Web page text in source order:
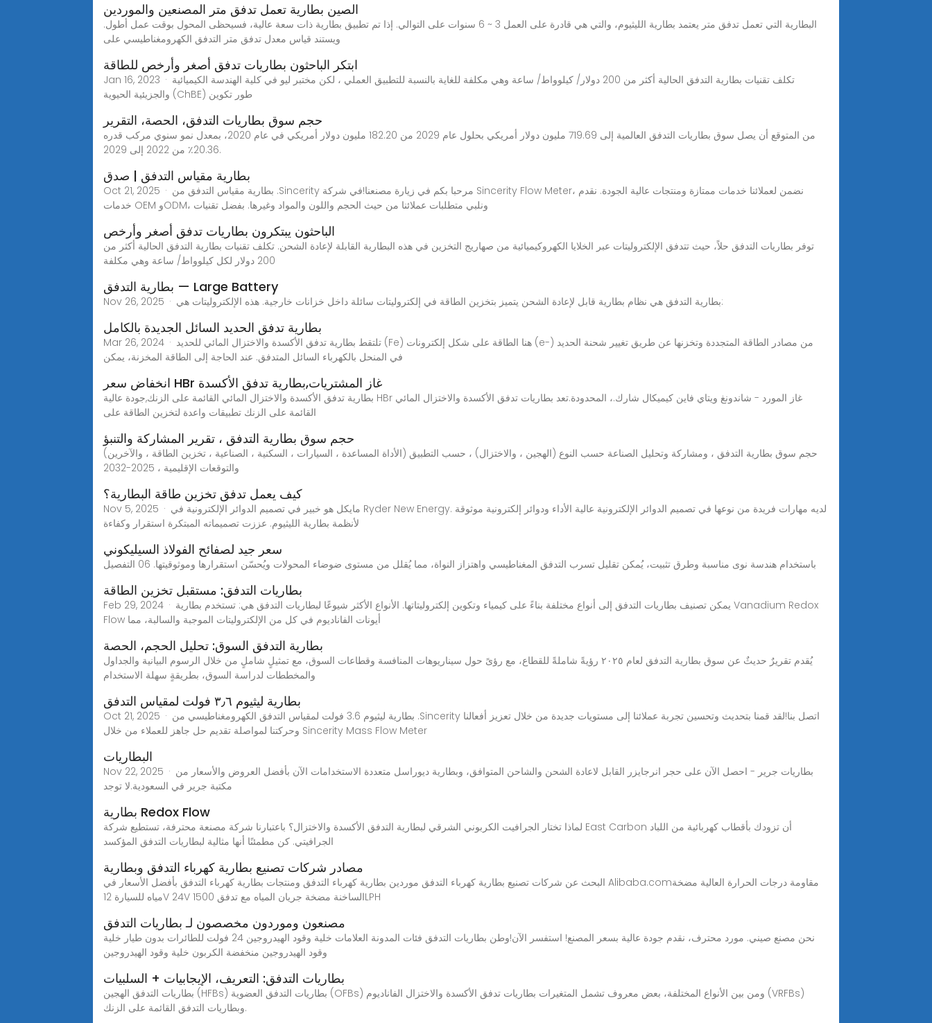
الصين بطارية تعمل تدفق متر المصنعين والموردين
البطارية التي تعمل تدفق متر يعتمد بطارية الليثيوم، والتي هي قادرة على العمل 3 ~ 6 سنوات على التوالي. إذا تم تطبيق بطارية ذات سعة عالية، فسيحظى المحول بوقت عمل أطول.
ويستند قياس معدل تدفق متر التدفق الكهرومغناطيسي على
ابتكر الباحثون بطاريات تدفق أصغر وأرخص للطاقة
Jan 16, 2023 · تكلف تقنيات بطارية التدفق الحالية أكثر من 200 دولار/ كيلوواط/ ساعة وهي مكلفة للغاية بالنسبة للتطبيق العملي ، لكن مختبر ليو في كلية الهندسة الكيميائية
والجزيئية الحيوية (ChBE) طور تكوين
حجم سوق بطاريات التدفق، الحصة، التقرير
من المتوقع أن يصل سوق بطاريات التدفق العالمية إلى 719.69 مليون دولار أمريكي بحلول عام 2029 من 182.20 مليون دولار أمريكي في عام 2020، بمعدل نمو سنوي مركب قدره
20.36٪ من 2022 إلى 2029.
بطارية مقياس التدفق | صدق
Oct 21, 2025 · بطارية مقياس التدفق من .Sincerity مرحبا بكم في زيارة مصنعنا!في شركة Sincerity Flow Meter، نضمن لعملائنا خدمات ممتازة ومنتجات عالية الجودة. نقدم
خدمات OEM وODM، ونلبي متطلبات عملائنا من حيث الحجم واللون والمواد وغيرها. بفضل تقنيات
الباحثون يبتكرون بطاريات تدفق أصغر وأرخص
توفر بطاريات التدفق حلاً، حيث تتدفق الإلكتروليتات عبر الخلايا الكهروكيميائية من صهاريج التخزين في هذه البطارية القابلة لإعادة الشحن. تكلف تقنيات بطارية التدفق الحالية أكثر من
200 دولار لكل كيلوواط/ ساعة وهي مكلفة
بطارية التدفق — Large Battery
Nov 26, 2025 · بطارية التدفق هي نظام بطارية قابل لإعادة الشحن يتميز بتخزين الطاقة في إلكتروليتات سائلة داخل خزانات خارجية. هذه الإلكتروليتات هي:
بطارية تدفق الحديد السائل الجديدة بالكامل
Mar 26, 2024 · تلتقط بطارية تدفق الأكسدة والاختزال المائي للحديد (Fe) هنا الطاقة على شكل إلكترونات (e-) من مصادر الطاقة المتجددة وتخزنها عن طريق تغيير شحنة الحديد
في المنحل بالكهرباء السائل المتدفق. عند الحاجة إلى الطاقة المخزنة، يمكن
انخفاض سعر HBr غاز المشتريات,بطارية تدفق الأكسدة
بطارية تدفق الأكسدة والاختزال المائي القائمة على الزنك,جودة عالية HBr غاز المورد - شاندونغ ويتاي فاين كيميكال شارك.، المحدودة.تعد بطاريات تدفق الأكسدة والاختزال المائي
القائمة على الزنك تطبيقات واعدة لتخزين الطاقة على
حجم سوق بطارية التدفق ، تقرير المشاركة والتنبؤ
حجم سوق بطارية التدفق ، ومشاركة وتحليل الصناعة حسب النوع (الهجين ، والاختزال) ، حسب التطبيق (الأداة المساعدة ، السيارات ، السكنية ، الصناعية ، تخزين الطاقة ، والآخرين)
والتوقعات الإقليمية ، 2025-2032
كيف يعمل تدفق تخزين طاقة البطارية؟
Nov 5, 2025 · مايكل هو خبير في تصميم الدوائر الإلكترونية في Ryder New Energy. لديه مهارات فريدة من نوعها في تصميم الدوائر الإلكترونية عالية الأداء ودوائر إلكترونية موثوقة
لأنظمة بطارية الليثيوم. عززت تصميماته المبتكرة استقرار وكفاءة
سعر جيد لصفائح الفولاذ السيليكوني
باستخدام هندسة نوى مناسبة وطرق تثبيت، يُمكن تقليل تسرب التدفق المغناطيسي واهتزاز النواة، مما يُقلل من مستوى ضوضاء المحولات ويُحسّن استقرارها وموثوقيتها. 06 التفصيل
بطاريات التدفق: مستقبل تخزين الطاقة
Feb 29, 2024 · يمكن تصنيف بطاريات التدفق إلى أنواع مختلفة بناءً على كيمياء وتكوين إلكتروليتاتها. الأنواع الأكثر شيوعًا لبطاريات التدفق هي: تستخدم بطارية Vanadium Redox
Flow أيونات الفاناديوم في كل من الإلكتروليتات الموجبة والسالبة، مما
بطارية التدفق السوق: تحليل الحجم، الحصة
يُقدم تقريرٌ حديثٌ عن سوق بطارية التدفق لعام ٢٠٢٥ رؤيةً شاملةً للقطاع، مع رؤىً حول سيناريوهات المنافسة وقطاعات السوق، مع تمثيلٍ شاملٍ من خلال الرسوم البيانية والجداول
والمخططات لدراسة السوق، بطريقةٍ سهلة الاستخدام
بطارية ليثيوم ٣٫٦ فولت لمقياس التدفق
Oct 21, 2025 · بطارية ليثيوم 3.6 فولت لمقياس التدفق الكهرومغناطيسي من .Sincerity اتصل بنا!لقد قمنا بتحديث وتحسين تجربة عملائنا إلى مستويات جديدة من خلال تعزيز أفعالنا
وحركتنا لمواصلة تقديم حل جاهز للعملاء من خلال Sincerity Mass Flow Meter
البطاريات
Nov 22, 2025 · بطاريات جرير - احصل الآن على حجر انرجايزر القابل لاعادة الشحن والشاحن المتوافق، وبطارية ديوراسل متعددة الاستخدامات الآن بأفضل العروض والأسعار من
مكتبة جرير في السعودية.لا توجد
بطارية Redox Flow
لماذا تختار الجرافيت الكربوني الشرقي لبطارية التدفق الأكسدة والاختزال؟ باعتبارنا شركة مصنعة محترفة، تستطيع شركة East Carbon أن تزودك بأقطاب كهربائية من اللباد
الجرافيتي. كن مطمئنًا أنها مثالية لبطاريات التدفق المؤكسد
مصادر شركات تصنيع بطارية كهرباء التدفق وبطارية
البحث عن شركات تصنيع بطارية كهرباء التدفق موردين بطارية كهرباء التدفق ومنتجات بطارية كهرباء التدفق بأفضل الأسعار في Alibaba.comمقاومة درجات الحرارة العالية مضخة
مياه للسيارة 12V 24V الساخنة مضخة جريان‏ المياه مع تدفق 1500LPH
مصنعون وموردون مخصصون لـ بطاريات التدفق
نحن مصنع صيني. مورد محترف، نقدم جودة عالية بسعر المصنع! استفسر الآن!وطن بطاريات التدفق فئات المدونة العلامات خلية وقود الهيدروجين 24 فولت للطائرات بدون طيار خلية
وقود الهيدروجين منخفضة الكربون خلية وقود الهيدروجين
بطاريات التدفق: التعريف، الإيجابيات + السلبيات
بطاريات التدفق الهجين (HFBs) بطاريات التدفق العضوية (OFBs) ومن بين الأنواع المختلفة، بعض معروف تشمل المتغيرات بطاريات تدفق الأكسدة والاختزال الفاناديوم (VRFBs)
وبطاريات التدفق القائمة على الزنك.